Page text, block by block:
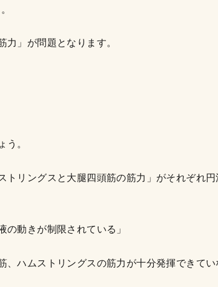
。
」が問題となります。
う。
リングスと大腿四頭筋の筋力」がそれぞれ
動きが制限されている」
ハムストリングスの筋力が十分発揮できて